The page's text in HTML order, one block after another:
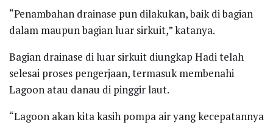
“Penambahan drainase pun dilakukan, baik di bagian
dalam maupun bagian luar sirkuit,” katanya.
Bagian drainase di luar sirkuit diungkap Hadi telah
selesai proses pengerjaan, termasuk membenahi
Lagoon atau danau di pinggir laut.
“Lagoon akan kita kasih pompa air yang kecepatannya